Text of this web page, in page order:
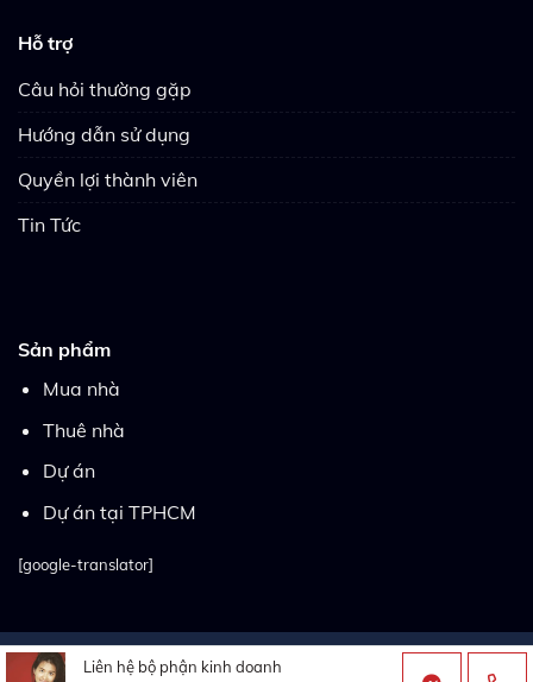
Hỗ trợ
Câu hỏi thường gặp
Hướng dẫn sử dụng
Quyền lợi thành viên
Tin Tức
Sản phẩm
Mua nhà
Thuê nhà
Dự án
Dự án tại TPHCM
[google-translator]
Copyright 2026 © Thietkewebsitebatdongsan.com.vn| Thiết
Liên hệ bộ phận kinh doanh